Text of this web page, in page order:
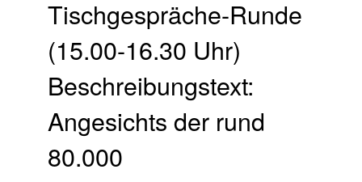
Tischgespräche-Runde
(15.00-16.30 Uhr)
Beschreibungstext:
Angesichts der rund
80.000